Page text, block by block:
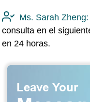
Ms. Sarah Zheng:
consulta en el
en 24 horas.